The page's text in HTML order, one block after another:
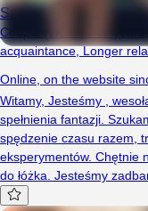
Szukamy7879
Couple (Woman 47
acquaintance,Longer
Online on the website
Witamy, Jesteśmy ,
spełnienia fantazji.
spędzenie czasu razem,
eksperymentów. Chętnie
do łóżka. Jesteśmy